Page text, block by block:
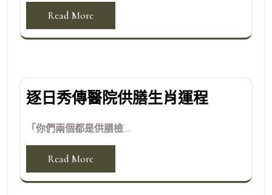
Read More
逐日秀傳醫院供膳生肖運程
「你們兩個都是供膳檢...
Read More